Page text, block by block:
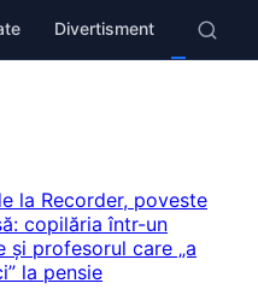
Divertisment Stil de
la Recorder, poveste
copilăria într-un
și profesorul care „a
la pensie